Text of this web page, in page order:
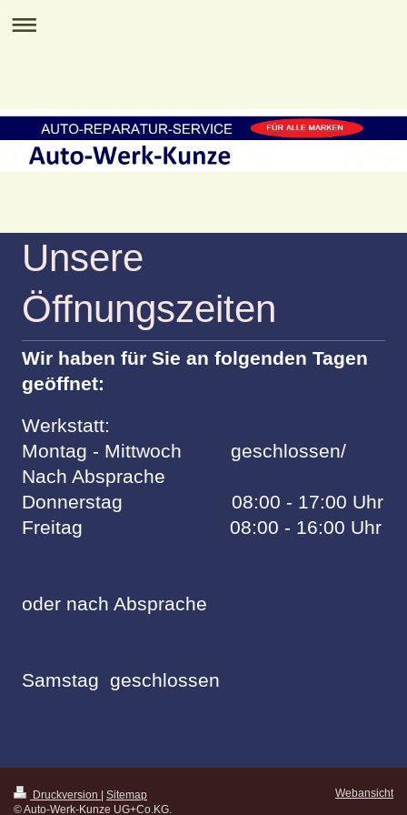
Unsere
Öffnungszeiten
Wir haben für Sie an folgenden Tagen
geöffnet:
Werkstatt:
Montag - Mittwoch geschlossen/
Nach Absprache
Donnerstag 08:00 - 17:00 Uhr
Freitag 08:00 - 16:00 Uhr
oder nach Absprache
Samstag geschlossen
Druckversion | Sitemap
© Auto-Werk-Kunze UG+Co.KG.
Webansicht